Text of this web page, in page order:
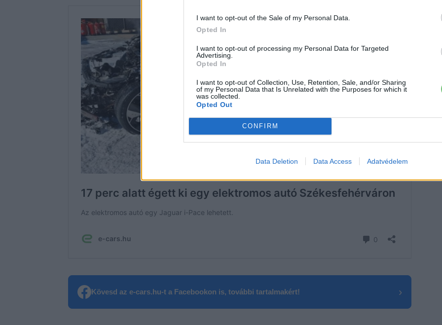
I want to opt-out of the Sale of my Personal Data.
Opted In
I want to opt-out of processing my Personal Data for Targeted
Advertising.
Opted In
I want to opt-out of Collection, Use, Retention, Sale, and/or Sharing
of my Personal Data that Is Unrelated with the Purposes for which it
was collected.
Opted Out
CONFIRM
Data Deletion Data Access Adatvédelem
Kövesd az e-cars.hu-t a Facebookon is, további tartalmakért! ›